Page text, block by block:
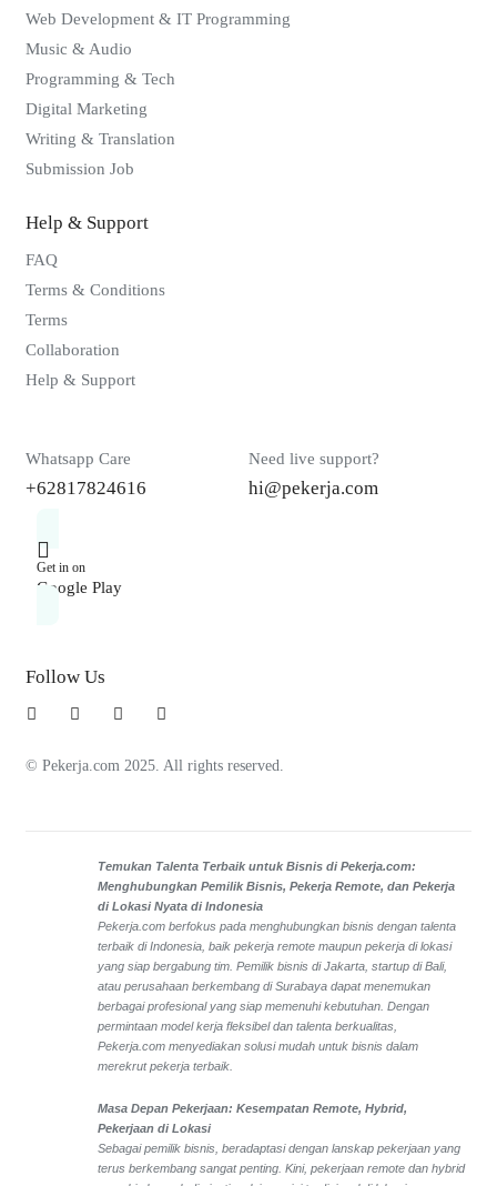
Web Development & IT Programming
Music & Audio
Programming & Tech
Digital Marketing
Writing & Translation
Submission Job
Help & Support
FAQ
Terms & Conditions
Terms
Collaboration
Help & Support
Whatsapp Care
+62817824616
Need live support?
hi@pekerja.com
Get in on
Google Play
Follow Us
© Pekerja.com 2025. All rights reserved.
Temukan Talenta Terbaik untuk Bisnis di Pekerja.com:
Menghubungkan Pemilik Bisnis, Pekerja Remote, dan Pekerja
di Lokasi Nyata di Indonesia
Pekerja.com berfokus pada menghubungkan bisnis dengan talenta
terbaik di Indonesia, baik pekerja remote maupun pekerja di lokasi
yang siap bergabung tim. Pemilik bisnis di Jakarta, startup di Bali,
atau perusahaan berkembang di Surabaya dapat menemukan
berbagai profesional yang siap memenuhi kebutuhan. Dengan
permintaan model kerja fleksibel dan talenta berkualitas,
Pekerja.com menyediakan solusi mudah untuk bisnis dalam
merekrut pekerja terbaik.
Masa Depan Pekerjaan: Kesempatan Remote, Hybrid,
Pekerjaan di Lokasi
Sebagai pemilik bisnis, beradaptasi dengan lanskap pekerjaan yang
terus berkembang sangat penting. Kini, pekerjaan remote dan hybrid